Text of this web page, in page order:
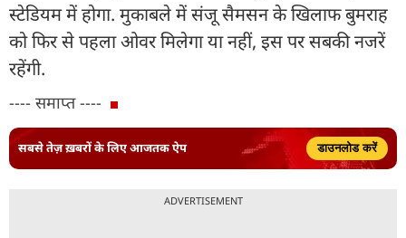
स्टेड‍ियम में होगा. मुकाबले में संजू सैमसन के खिलाफ बुमराह
को फिर से पहला ओवर मिलेगा या नहीं, इस पर सबकी नजरें
रहेंगी.
---- समाप्त ----
सबसे तेज़ ख़बरों के लिए आजतक ऐप डाउनलोड करें
ADVERTISEMENT